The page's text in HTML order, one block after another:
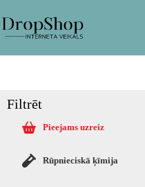
Filtrēt
Pieejams uzreiz
Rūpnieciskā ķīmija